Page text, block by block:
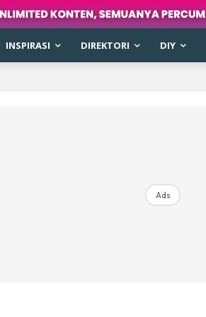
INSPIRASI DIREKTORI DIY
Ads